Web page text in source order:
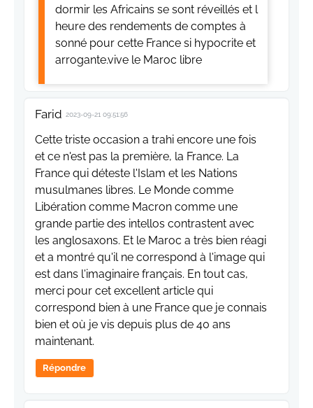
dormir les Africains se sont réveillés et l
heure des rendements de comptes à
sonné pour cette France si hypocrite et
arrogante.vive le Maroc libre
Farid 2023-09-21 09:51:56
Cette triste occasion a trahi encore une fois
et ce n'est pas la première, la France. La
France qui déteste l'Islam et les Nations
musulmanes libres. Le Monde comme
Libération comme Macron comme une
grande partie des intellos contrastent avec
les anglosaxons. Et le Maroc a très bien réagi
et a montré qu'il ne correspond à l'image qui
est dans l'imaginaire français. En tout cas,
merci pour cet excellent article qui
correspond bien à une France que je connais
bien et où je vis depuis plus de 40 ans
maintenant.
Répondre